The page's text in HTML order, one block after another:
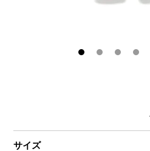
サイズ